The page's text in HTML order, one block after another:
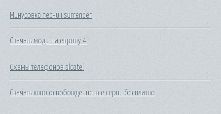
Минусовка песни i surrender
Скачать моды на европу 4
Схемы телефонов alcatel
Скачать кино освобождение все серии бесплатно